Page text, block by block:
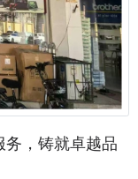
与良好声誉。在未来
，砥砺前行，继续坚
平，以更加饱满的热
消费者创造更多价
商业传奇与社会责任
病房护理设备和医用
疗设备制造基地。诚
便将诚信深深镌刻在
康宏力始终坚持严格
每一种原材料都经过
次充好，这是对消费
每一位员工都秉持着
，不放过任何一个细
务，铸就卓越品